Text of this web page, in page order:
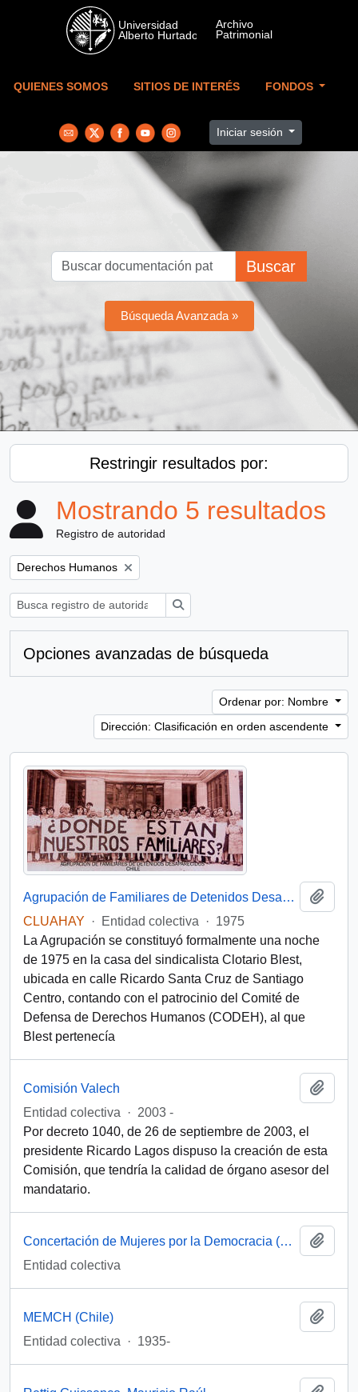
Skip to main content
QUIENES SOMOS SITIOS DE INTERÉS FONDOS
Iniciar sesión
Buscar
Búsqueda Avanzada »
Restringir resultados por:
Mostrando 5 resultados
Registro de autoridad
Remove filter:
Derechos Humanos
Opciones avanzadas de búsqueda
Ordenar por: Nombre
Dirección: Clasificación en orden ascendente
Agrupación de Familiares de Detenidos Desaparecidos (Chile)
CLUAHAY
· Entidad colectiva · 1975
La Agrupación se constituyó formalmente una noche
de 1975 en la casa del sindicalista Clotario Blest,
ubicada en calle Ricardo Santa Cruz de Santiago
Centro, contando con el patrocinio del Comité de
Defensa de Derechos Humanos (CODEH), al que
Blest pertenecía
Comisión Valech
Entidad colectiva
· 2003 -
Por decreto 1040, de 26 de septiembre de 2003, el
presidente Ricardo Lagos dispuso la creación de esta
Comisión, que tendría la calidad de órgano asesor del
mandatario.
Concertación de Mujeres por la Democracia (Santiago, Chile)
Entidad colectiva
MEMCH (Chile)
Entidad colectiva
· 1935-